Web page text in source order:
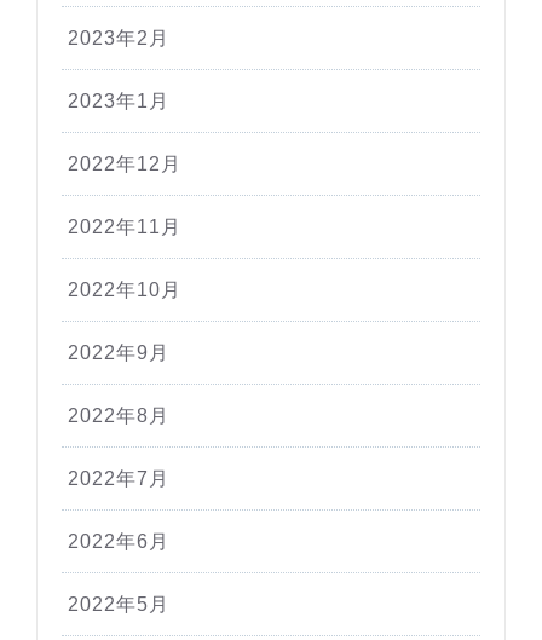
2023年2月
2023年1月
2022年12月
2022年11月
2022年10月
2022年9月
2022年8月
2022年7月
2022年6月
2022年5月